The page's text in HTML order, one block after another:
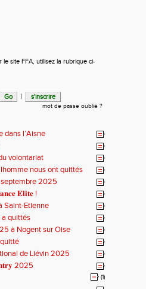
site FFA, utilisez la rubrique ci-
|
mot de passe oublié ?
dans l’Aisne
volontariat
nous ont quittés
2025
𝐄́𝐥𝐢𝐭𝐞 !
Saint-Etienne
a quittés
à Nogent sur Oise
de Liévin 2025
2025
(1)